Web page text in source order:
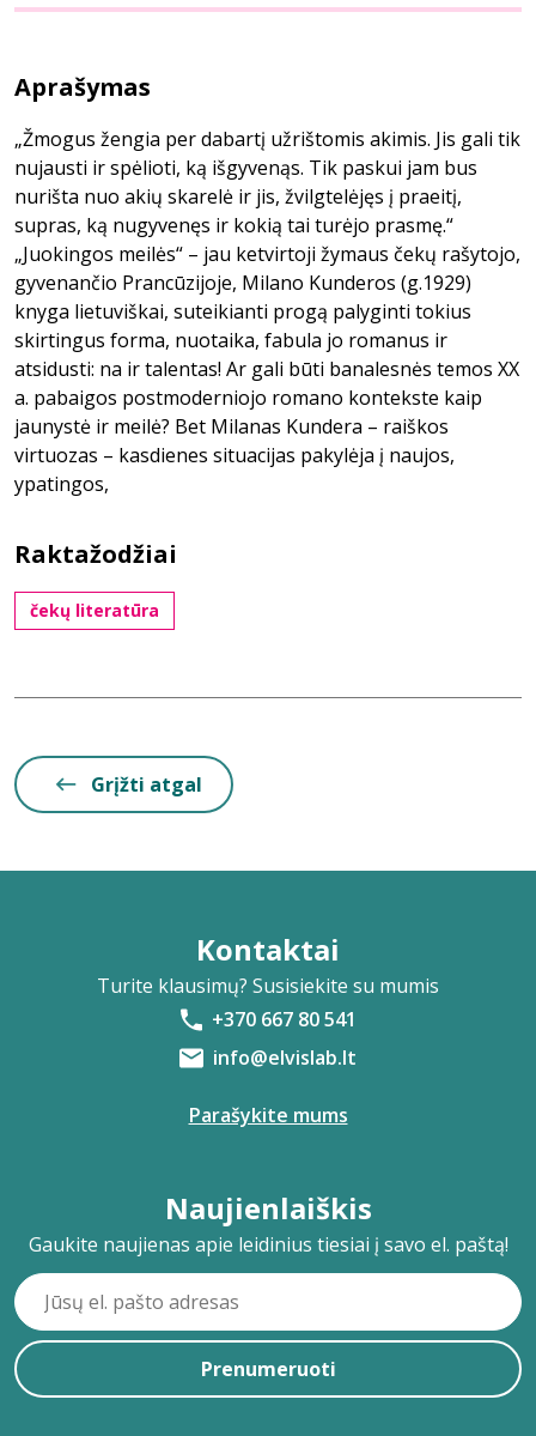
Aprašymas
„Žmogus žengia per dabartį užrištomis akimis. Jis gali tik
nujausti ir spėlioti, ką išgyvenąs. Tik paskui jam bus
nurišta nuo akių skarelė ir jis, žvilgtelėjęs į praeitį,
supras, ką nugyvenęs ir kokią tai turėjo prasmę.“
„Juokingos meilės“ – jau ketvirtoji žymaus čekų rašytojo,
gyvenančio Prancūzijoje, Milano Kunderos (g.1929)
knyga lietuviškai, suteikianti progą palyginti tokius
skirtingus forma, nuotaika, fabula jo romanus ir
atsidusti: na ir talentas! Ar gali būti banalesnės temos XX
a. pabaigos postmoderniojo romano kontekste kaip
jaunystė ir meilė? Bet Milanas Kundera – raiškos
virtuozas – kasdienes situacijas pakylėja į naujos,
ypatingos,
Raktažodžiai
čekų literatūra
Grįžti atgal
Kontaktai
Turite klausimų? Susisiekite su mumis
+370 667 80 541
info@elvislab.lt
Parašykite mums
Naujienlaiškis
Gaukite naujienas apie leidinius tiesiai į savo el. paštą!
Prenumeruoti